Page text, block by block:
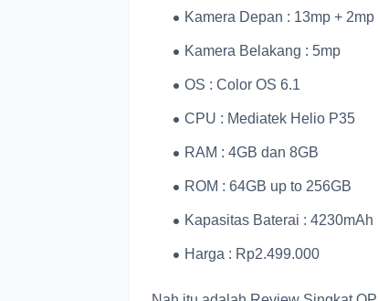
Kamera Depan : 13mp + 2mp
Kamera Belakang : 5mp
OS : Color OS 6.1
CPU : Mediatek Helio P35
RAM : 4GB dan 8GB
ROM : 64GB up to 256GB
Kapasitas Baterai : 4230mAh
Harga : Rp2.499.000